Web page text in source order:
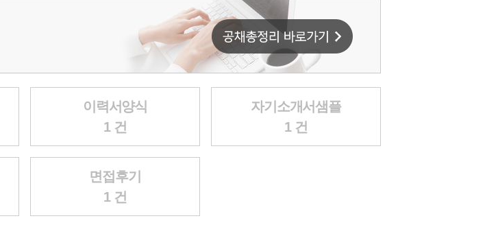
이력서양식
1 건
자기소개서샘플
1 건
면접후기
1 건